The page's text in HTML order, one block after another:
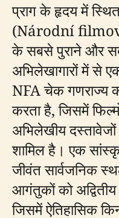
प्राग के हृदय में
(Národní
के सबसे पुराने और
अभिलेखागारों में से
NFA चेक गणराज्य
करता है, जिसमें
अभिलेखीय
शामिल है। एक
जीवंत सार्वजनिक
आगंतुकों को
जिसमें ऐतिहासिक